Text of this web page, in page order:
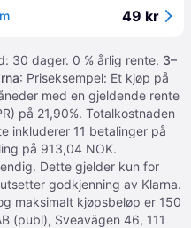
49 kr
30 dager. 0 % årlig rente. 3–
: Priseksempel: Et kjøp på
med en gjeldende rente
på 21,90%. Totalkostnaden
inkluderer 11 betalinger på
på 913,04 NOK.
Dette gjelder kun for
godkjenning av Klarna.
maksimalt kjøpsbeløp er 150
(publ), Sveavägen 46, 111